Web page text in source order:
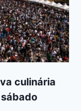
culinária